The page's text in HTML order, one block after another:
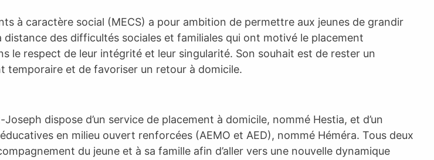
à caractère social (MECS) a pour ambition de permettre aux jeunes de grandir
distance des difficultés sociales et familiales qui ont motivé le placement
le respect de leur intégrité et leur singularité. Son souhait est de rester un
temporaire et de favoriser un retour à domicile.
Joseph dispose d’un service de placement à domicile, nommé Hestia, et d’un
en milieu ouvert renforcées (AEMO et AED), nommé Héméra. Tous deux
du jeune et à sa famille afin d’aller vers une nouvelle dynamique